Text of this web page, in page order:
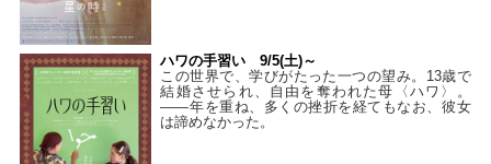
ハワの手習い 9/5(土)～
この世界で、学びがたった一つの望み。13歳で
結婚させられ、自由を奪われた母〈ハワ〉。
——年を重ね、多くの挫折を経てもなお、彼女
は諦めなかった。